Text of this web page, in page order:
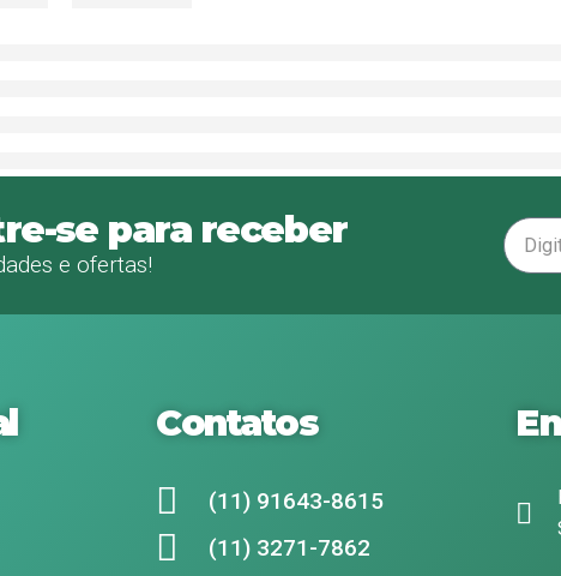
se para receber
e ofertas!
Contatos
(11) 91643-8615
(11) 3271-7862